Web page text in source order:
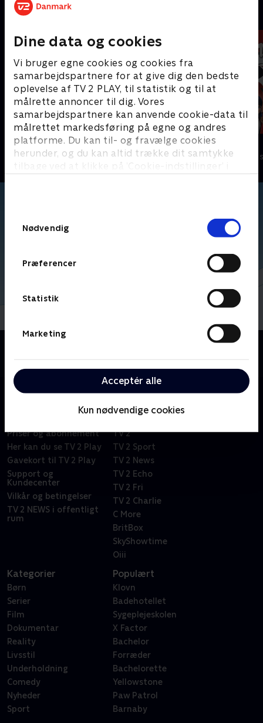
Dine data og cookies
Vi bruger egne cookies og cookies fra
samarbejdspartnere for at give dig den bedste
oplevelse af TV 2 PLAY, til statistik og til at
målrette annoncer til dig. Vores
samarbejdspartnere kan anvende cookie-data til
målrettet markedsføring på egne og andres
platforme. Du kan til- og fravælge cookies
herunder, og du kan altid trække dit samtykke
tilbage ved at klikke på ’Cookie-indstillinger’ i
Nødvendig
Præferencer
Statistik
Marketing
Acceptér alle
Kun nødvendige cookies
Andre så også
Jungle Banden
Børneserier • 2 sæsoner
Miraculous
Børneserier • 3
Priser og abonnement
Her kan du se TV 2 Play
Gavekort til TV 2 Play
Support og
Kundecenter
Vilkår og betingelser
TV 2 NEWS i offentligt
rum
TV 2
TV 2 Sport
TV 2 News
TV 2 Echo
TV 2 Fri
TV 2 Charlie
C More
BritBox
SkyShowtime
Oiii
Kategorier
Børn
Serier
Film
Dokumentar
Reality
Livsstil
Underholdning
Comedy
Nyheder
Sport
Populært
Klovn
Badehotellet
Sygeplejeskolen
X Factor
Bachelor
Forræder
Bachelorette
Yellowstone
Paw Patrol
Barnaby